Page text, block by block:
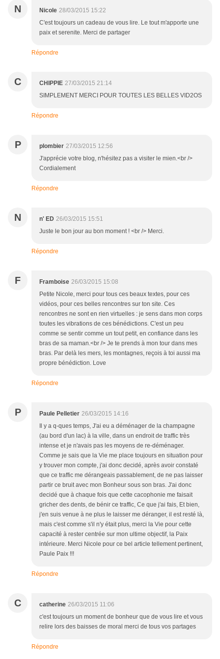
N Nicole 28/03/2015 15:22
C'est toujours un cadeau de vous lire. Le tout m'apporte une
paix et serenite. Merci de partager
Répondre
C CHIPPIE 27/03/2015 21:14
SIMPLEMENT MERCI POUR TOUTES LES BELLES VID2OS
Répondre
P plombier 27/03/2015 12:56
J'apprécie votre blog, n'hésitez pas a visiter le mien.<br />
Cordialement
Répondre
N n' ED 26/03/2015 15:51
Juste le bon jour au bon moment ! <br /> Merci.
Répondre
F Framboise 26/03/2015 15:08
Petite Nicole, merci pour tous ces beaux textes, pour ces
vidéos, pour ces belles rencontres sur ton site. Ces
rencontres ne sont en rien virtuelles : je sens dans mon corps
toutes les vibrations de ces bénédictions. C'est un peu
comme se sentir comme un tout petit, en confiance dans les
bras de sa maman.<br /> Je te prends à mon tour dans mes
bras. Par delà les mers, les montagnes, reçois à toi aussi ma
propre bénédiction. Love
Répondre
P Paule Pelletier 26/03/2015 14:16
Il y a q-ques temps, J'ai eu a déménager de la champagne
(au bord d'un lac) à la ville, dans un endroit de traffic très
intense et je n'avais pas les moyens de re-déménager.
Comme je sais que la Vie me place toujours en situation pour
y trouver mon compte, j'ai donc decidé, après avoir constaté
que ce traffic me dérangeais passablement, de ne pas laisser
partir ce bruit avec mon Bonheur sous son bras. J'ai donc
decidé que à chaque fois que cette cacophonie me faisait
gricher des dents, de bénir ce traffic, Ce que j'ai fais, Et bien,
j'en suis venue à ne plus le laisser me déranger, il est resté là,
mais c'est comme s'il n'y était plus, merci la Vie pour cette
capacité à rester centrée sur mon ultime objectif, la Paix
intérieure. Merci Nicole pour ce bel article tellement pertinent,
Paule Paix !!!
Répondre
C catherine 26/03/2015 11:06
c'est toujours un moment de bonheur que de vous lire et vous
relire lors des baisses de moral merci de tous vos partages
Répondre